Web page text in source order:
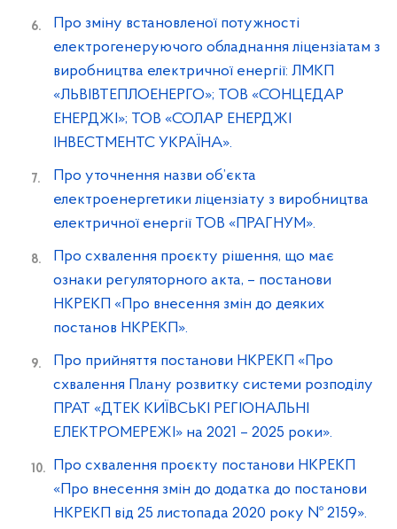
Про зміну встановленої потужності
електрогенеруючого обладнання ліцензіатам з
виробництва електричної енергії: ЛМКП
«ЛЬВІВТЕПЛОЕНЕРГО»; ТОВ «СОНЦЕДАР
ЕНЕРДЖІ»; ТОВ «СОЛАР ЕНЕРДЖІ
ІНВЕСТМЕНТС УКРАЇНА».
Про уточнення назви об’єкта
електроенергетики ліцензіату з виробництва
електричної енергії ТОВ «ПРАГНУМ».
Про схвалення проєкту рішення, що має
ознаки регуляторного акта, – постанови
НКРЕКП «Про внесення змін до деяких
постанов НКРЕКП».
Про прийняття постанови НКРЕКП «Про
схвалення Плану розвитку системи розподілу
ПРАТ «ДТЕК КИЇВСЬКІ РЕГІОНАЛЬНІ
ЕЛЕКТРОМЕРЕЖІ» на 2021 – 2025 роки».
Про схвалення проєкту постанови НКРЕКП
«Про внесення змін до додатка до постанови
НКРЕКП від 25 листопада 2020 року № 2159».